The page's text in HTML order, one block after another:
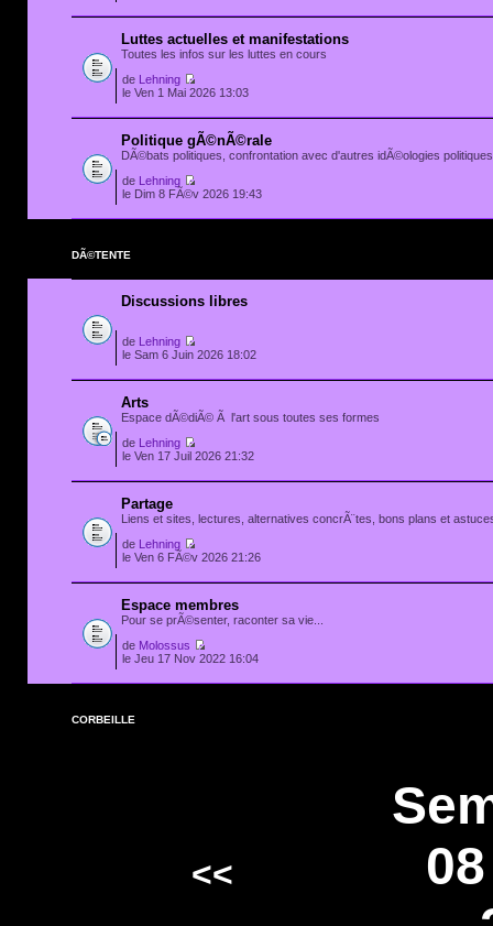
Luttes actuelles et manifestations
Toutes les infos sur les luttes en cours
de
Lehning
le Ven 1 Mai 2026 13:03
Politique gÃ©nÃ©rale
DÃ©bats politiques, confrontation avec d'autres idÃ©ologies
de
Lehning
le Dim 8 FÃ©v 2026 19:43
DÃ©TENTE
Discussions libres
de
Lehning
le Sam 6 Juin 2026 18:02
Arts
Espace dÃ©diÃ© Ã l'art sous toutes ses formes
de
Lehning
le Ven 17 Juil 2026 21:32
Partage
Liens et sites, lectures, alternatives concrÃ¨tes, bons plans et
de
Lehning
le Ven 6 FÃ©v 2026 21:26
Espace membres
Pour se prÃ©senter, raconter sa vie...
de Molossus
le Jeu 17 Nov 2022 16:04
CORBEILLE
<<